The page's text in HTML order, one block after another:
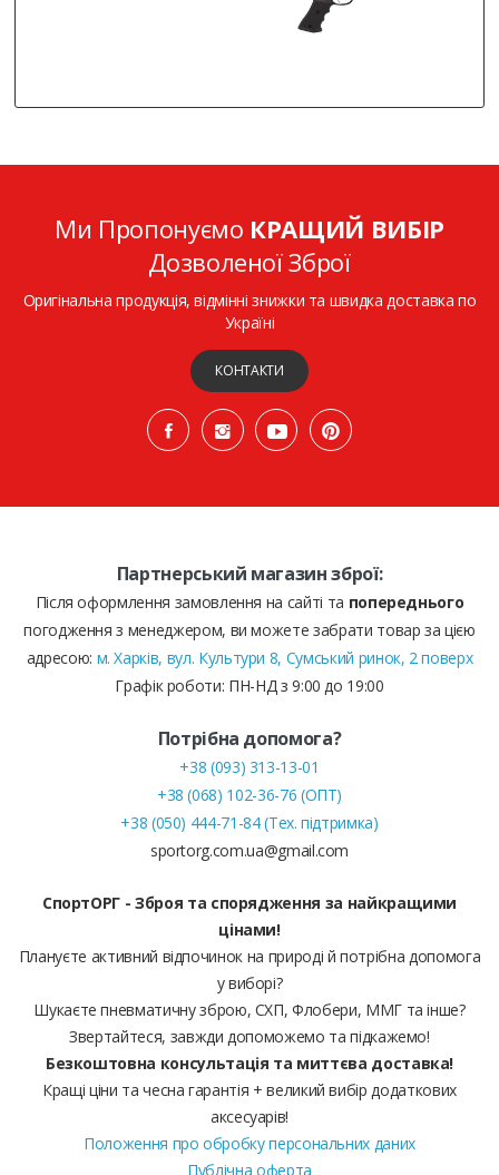
Ми Пропонуємо КРАЩИЙ ВИБІР
Дозволеної Зброї
Оригінальна продукція, відмінні знижки та швидка доставка по
Україні
КОНТАКТИ
Партнерський магазин зброї:
Після оформлення замовлення на сайті та попереднього
погодження з менеджером, ви можете забрати товар за цією
адресою: м. Харків, вул. Культури 8, Сумський ринок, 2 поверх
Графік роботи: ПН-НД з 9:00 до 19:00
Потрібна допомога?
+38 (093) 313-13-01
+38 (068) 102-36-76 (ОПТ)
+38 (050) 444-71-84 (Тех. підтримка)
sportorg.com.ua@gmail.com
СпортОРГ - Зброя та спорядження за найкращими
цінами!
Плануєте активний відпочинок на природі й потрібна допомога
у виборі?
Шукаєте пневматичну зброю, СХП, Флобери, ММГ та інше?
Звертайтеся, завжди допоможемо та підкажемо!
Безкоштовна консультація та миттєва доставка!
Кращі ціни та чесна гарантія + великий вибір додаткових
аксесуарів!
Положення про обробку персональних даних
Публічна оферта